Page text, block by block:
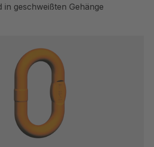
in geschweißten Gehänge